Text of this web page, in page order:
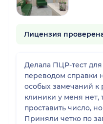
Лицензия
Делала ПЦР-тест
переводом справки
особых замечаний к
клиники у меня нет,
проставить число,
Приняли четко по